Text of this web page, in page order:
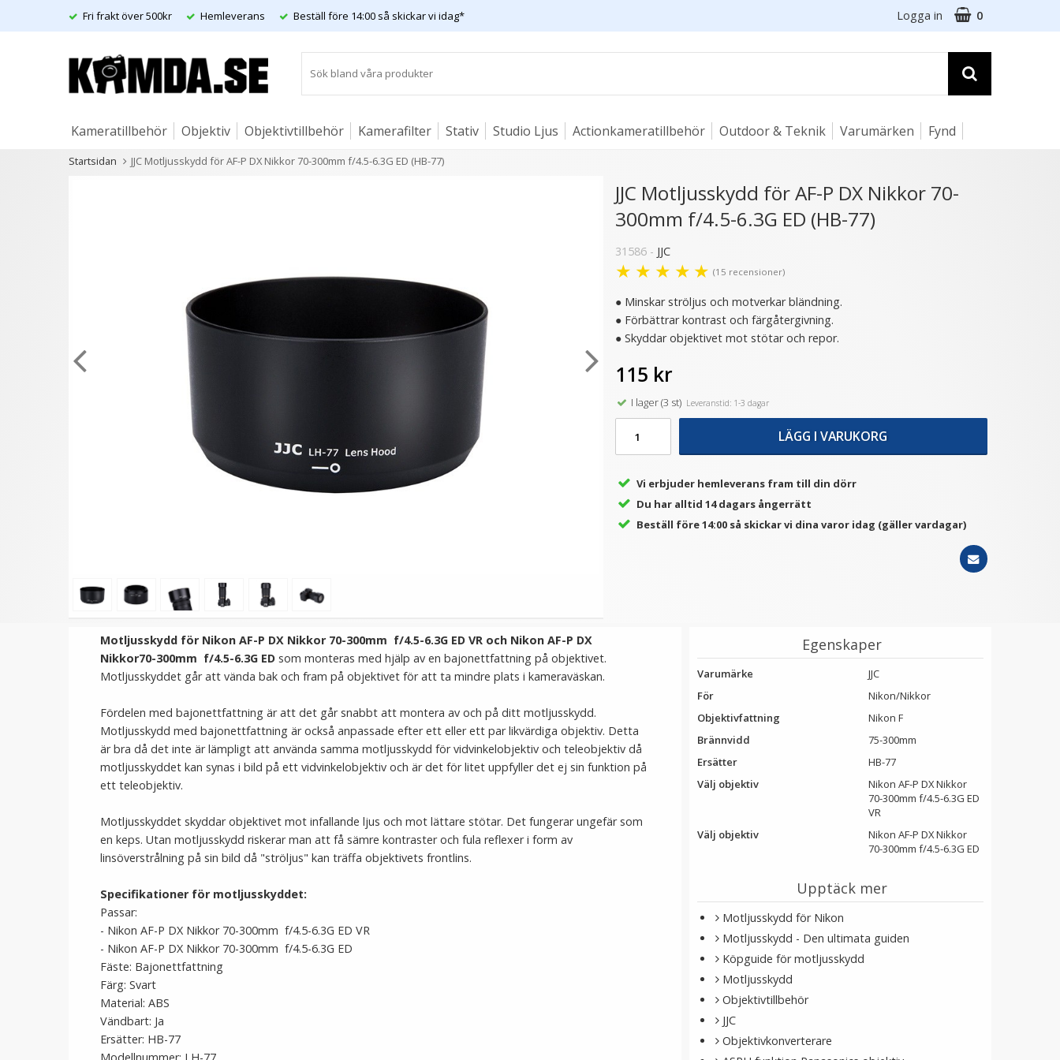
Fri frakt över 500kr Hemleverans Beställ före 14:00 så skickar vi idag* Logga in 0
Kameratillbehör Objektiv Objektivtillbehör Kamerafilter Stativ Studio Ljus Actionkameratillbehör Outdoor & Teknik Varumärken Fynd
Artiklar
Startsidan JJC Motljusskydd för AF-P DX Nikkor 70-300mm f/4.5-6.3G ED (HB-77)
JJC Motljusskydd för Nikon
Nikkor 18-200mm f/3.5-
149 kr
LÄGG I VARUKORG
JJC Motljusskydd för Nikkor
Z DX 50-250mm f/4.5-6.3
VR (HB-90)
★
149 kr
LÄGG I VARUKORG
JJC Motljusskydd för Nikkor
Nikon AF-S 18-70mm
f/3.5-4.5G ED-IF DX (HB-32)
★★ ★
LÄGG I VARUKORG
JJC Motljusskydd för
Olympus M. Zuiko Digital
ED 12-40mm f/2.8 PRO
(LH-66)
★ ★★
LÄGG I VARUKORG
JJC Ultra-thin F-MCUV Filter
- Skydd för ditt objektiv
JJC Motljusskydd för AF-P DX Nikkor 70-
300mm f/4.5-6.3G ED (HB-77)
31586 - JJC
★ ★ ★ ★ ★ (15 recensioner)
● Minskar ströljus och motverkar bländning.
● Förbättrar kontrast och färgåtergivning.
● Skyddar objektivet mot stötar och repor.
115 kr
I lager (3 st)Leveranstid: 1-3 dagar
LÄGG I VARUKORG
Vi erbjuder hemleverans fram till din dörr
Du har alltid 14 dagars ångerrätt
Beställ före 14:00 så skickar vi dina varor idag (gäller vardagar)
Motljusskydd för Nikon AF-P DX Nikkor 70-300mm f/4.5-6.3G ED VR och Nikon AF-P DX
Nikkor70-300mm f/4.5-6.3G ED som monteras med hjälp av en bajonettfattning på objektivet.
Motljusskyddet går att vända bak och fram på objektivet för att ta mindre plats i kameraväskan.
Fördelen med bajonettfattning är att det går snabbt att montera av och på ditt motljusskydd.
Motljusskydd med bajonettfattning är också anpassade efter ett eller ett par likvärdiga objektiv. Detta
är bra då det inte är lämpligt att använda samma motljusskydd för vidvinkelobjektiv och teleobjektiv då
motljusskyddet kan synas i bild på ett vidvinkelobjektiv och är det för litet uppfyller det ej sin funktion på
ett teleobjektiv.
Motljusskyddet skyddar objektivet mot infallande ljus och mot lättare stötar. Det fungerar ungefär som
en keps. Utan motljusskydd riskerar man att få sämre kontraster och fula reflexer i form av
linsöverstrålning på sin bild då "ströljus" kan träffa objektivets frontlins.
Specifikationer för motljusskyddet:
Passar:
- Nikon AF-P DX Nikkor 70-300mm f/4.5-6.3G ED VR
- Nikon AF-P DX Nikkor 70-300mm f/4.5-6.3G ED
Fäste: Bajonettfattning
Färg: Svart
Material: ABS
Vändbart: Ja
Ersätter: HB-77
Egenskaper
Varumärke
JJC
För
Nikon/Nikkor
Objektivfattning
Nikon F
Brännvidd
75-300mm
Ersätter
HB-77
Välj objektiv
Nikon AF-P DX Nikkor
70-300mm f/4.5-6.3G ED
VR
Välj objektiv
Nikon AF-P DX Nikkor
70-300mm f/4.5-6.3G ED
Upptäck mer
Motljusskydd för Nikon
Motljusskydd - Den ultimata guiden
Köpguide för motljusskydd
Motljusskydd
Objektivtillbehör
JJC
Objektivkonverterare